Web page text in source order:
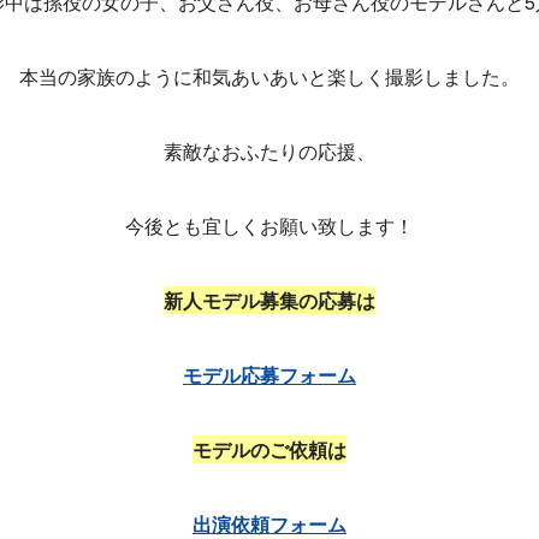
本当の家族のように和気あいあいと楽しく撮影しました。
素敵なおふたりの応援、
今後とも宜しくお願い致します！
新人モデル募集の応募は
モデル応募フォーム
モデルのご依頼は
出演依頼フォーム